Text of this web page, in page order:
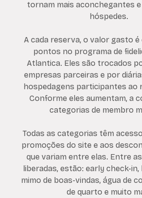
tornam mais aconchegantes
hóspedes.
A cada reserva, o valor gasto
pontos no programa de
Atlantica. Eles são trocados
empresas parceiras e por
hospedagens participantes ao
Conforme eles aumentam, a
categorias de membro
Todas as categorias têm
promoções do site e aos
que variam entre elas. Entre
liberadas, estão: early check-
mimo de boas-vindas, água de
de quarto e muito